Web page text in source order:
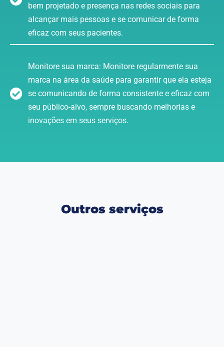
bem projetado e presença nas redes sociais para
alcançar mais pessoas e se comunicar de forma
eficaz com seus pacientes.
Monitore sua marca: Monitore regularmente sua
marca na área da saúde para garantir que ela esteja
se comunicando de forma consistente e eficaz com
seu público-alvo, sempre buscando melhorias e
inovações em seus serviços.
Outros serviços